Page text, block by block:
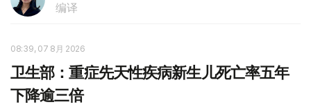
编译
08:39, 07 8月 2026
卫生部：重症先天性疾病新生儿死亡率五年
下降逾三倍